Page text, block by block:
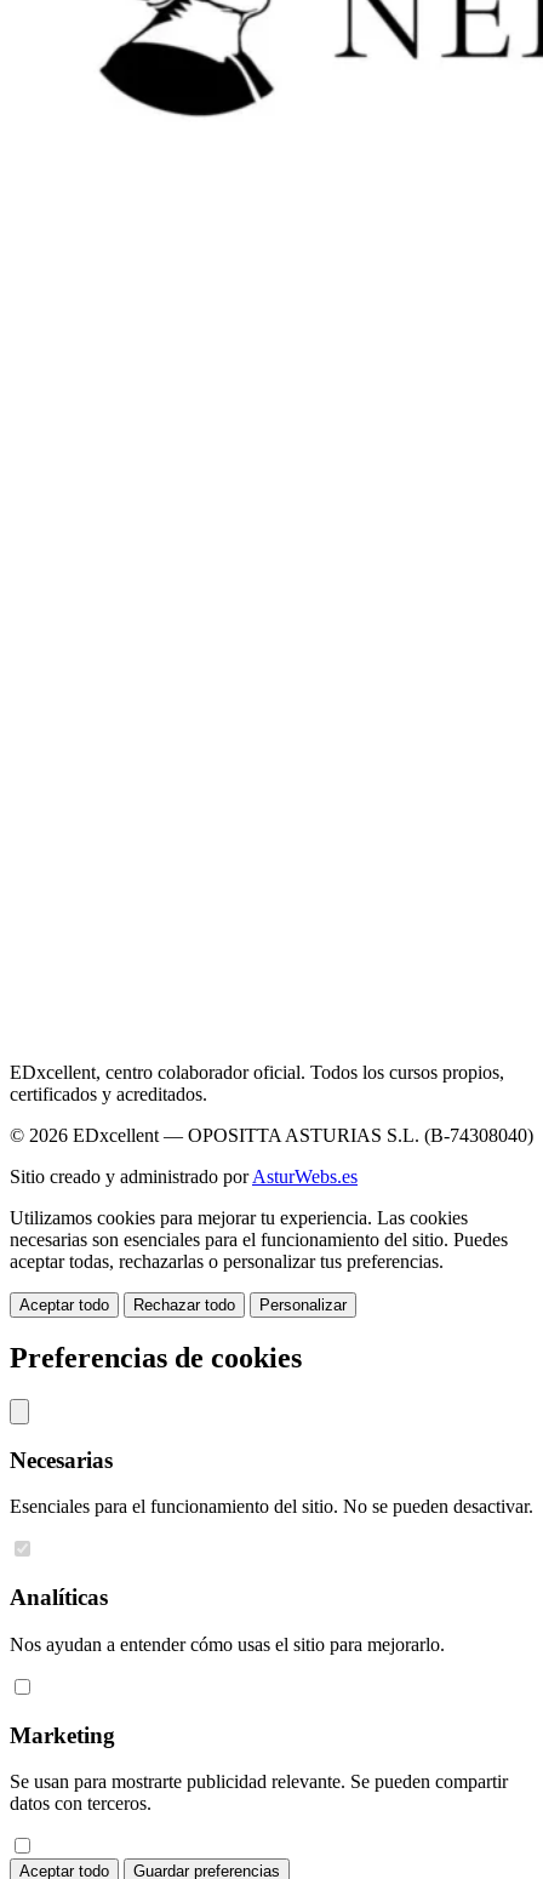
EDxcellent, centro colaborador oficial. Todos los cursos propios,
certificados y acreditados.
© 2026 EDxcellent — OPOSITTA ASTURIAS S.L. (B-74308040)
Sitio creado y administrado porAsturWebs.es
Utilizamos cookies para mejorar tu experiencia. Las cookies
necesarias son esenciales para el funcionamiento del sitio. Puedes
aceptar todas, rechazarlas o personalizar tus preferencias.
Aceptar todo Rechazar todo Personalizar
Preferencias de cookies
Necesarias
Esenciales para el funcionamiento del sitio. No se pueden desactivar.
Analíticas
Nos ayudan a entender cómo usas el sitio para mejorarlo.
Marketing
Se usan para mostrarte publicidad relevante. Se pueden compartir
datos con terceros.
Aceptar todo Guardar preferencias